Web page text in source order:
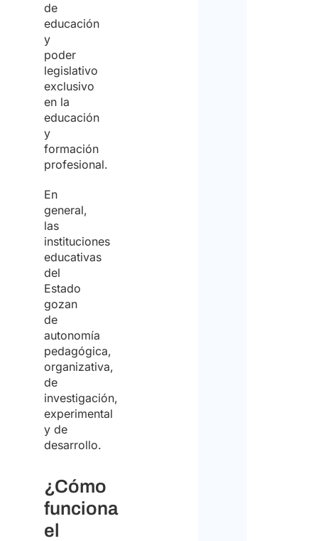
de
educación
y
poder
legislativo
exclusivo
en la
educación
y
formación
profesional.
En
general,
las
instituciones
educativas
del
Estado
gozan
de
autonomía
pedagógica,
organizativa,
de
investigación,
experimental
y de
desarrollo.
¿Cómo
funciona
el